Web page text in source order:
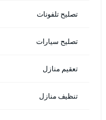
تصليح تلفونات
تصليح سيارات
تعقيم منازل
تنظيف منازل